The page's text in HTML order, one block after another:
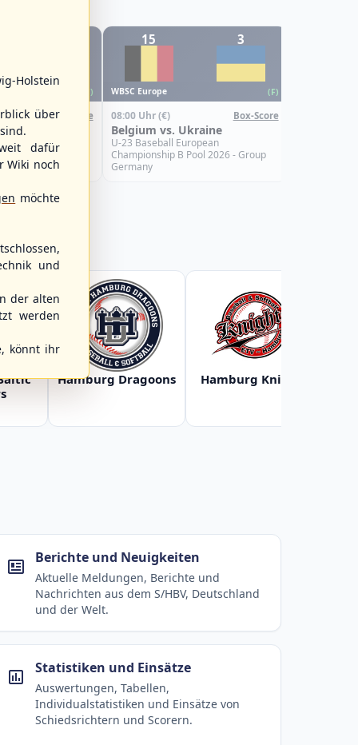
(F)
Box-Score
2026 - Group
15 3
WBSC Europe (F)
08:00 Uhr(€) Box-Score
Belgium vs. Ukraine
U-23 Baseball European
Championship B Pool 2026 - Group
Germany
Hamburg Dragoons Hamburg Knights
Berichte und Neuigkeiten
Aktuelle Meldungen, Berichte und
Nachrichten aus dem S/HBV, Deutschland
und der Welt.
Statistiken und Einsätze
Auswertungen, Tabellen,
Individualstatistiken und Einsätze von
Schiedsrichtern und Scorern.
Holstein
über
dafür
Wiki noch
möchte
und
der alten
werden
könnt ihr